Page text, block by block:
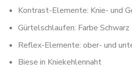
Kontrast-Elemente: Knie- und
Gürtelschlaufen: Farbe
Reflex-Elemente: ober- und
Biese in Kniekehlennaht